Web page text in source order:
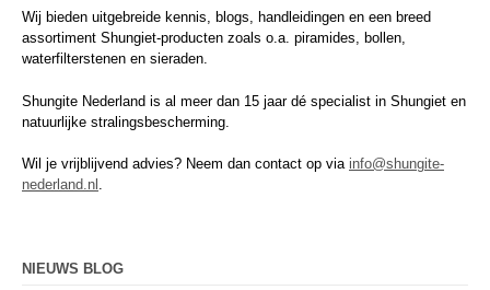
Wij bieden uitgebreide kennis, blogs, handleidingen en een breed
assortiment Shungiet-producten zoals o.a. piramides, bollen,
waterfilterstenen en sieraden.
Shungite Nederland is al meer dan 15 jaar dé specialist in Shungiet en
natuurlijke stralingsbescherming.
Wil je vrijblijvend advies? Neem dan contact op via info@shungite-
nederland.nl .
NIEUWS BLOG